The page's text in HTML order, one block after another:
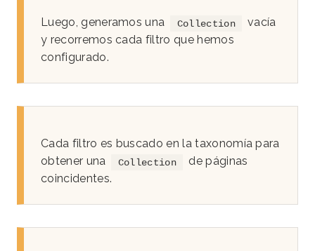
Luego, generamos una Collection
vacía
y recorremos cada filtro que hemos
configurado.
Cada filtro es buscado en la taxonomía para
obtener una
Collection
de páginas
coincidentes.